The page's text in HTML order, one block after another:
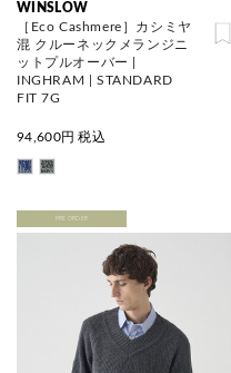
WINSLOW
［Eco Cashmere］カシミヤ
混 クルーネックメランジニ
ットプルオーバー |
INGHRAM | STANDARD
FIT 7G
94,600円 税込
PRE ORDER